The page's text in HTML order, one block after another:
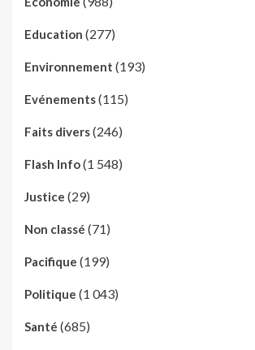
Education (277)
Environnement (193)
Evénements(115)
Faits divers(246)
Flash Info(1 548)
Justice (29)
Non classé (71)
Pacifique (199)
Politique (1 043)
Santé (685)